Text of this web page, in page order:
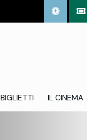
BIGLIETTI IL CINEMA